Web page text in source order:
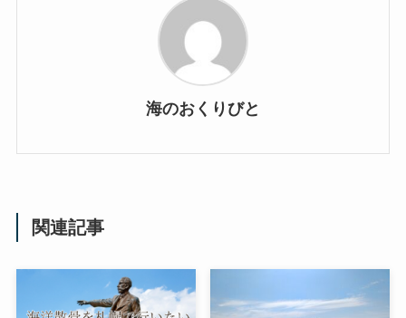
海のおくりびと
関連記事